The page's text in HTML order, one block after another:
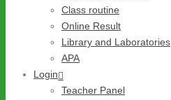
Class routine
Online Result
Library and Laboratories
APA
Login
Teacher Panel
ARCHIVES